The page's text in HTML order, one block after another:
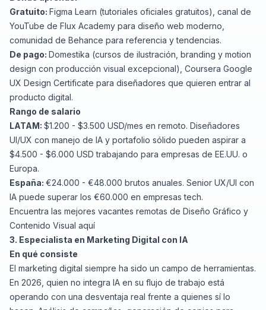
Gratuito: Figma Learn (tutoriales oficiales gratuitos), canal de
YouTube de Flux Academy para diseño web moderno,
comunidad de Behance para referencia y tendencias.
De pago: Domestika (cursos de ilustración, branding y motion
design con producción visual excepcional), Coursera Google
UX Design Certificate para diseñadores que quieren entrar al
producto digital.
Rango de salario
LATAM: $1.200 - $3.500 USD/mes en remoto. Diseñadores
UI/UX con manejo de IA y portafolio sólido pueden aspirar a
$4.500 - $6.000 USD trabajando para empresas de EE.UU. o
Europa.
España: €24.000 - €48.000 brutos anuales. Senior UX/UI con
IA puede superar los €60.000 en empresas tech.
Encuentra las mejores vacantes remotas de Diseño Gráfico y
Contenido Visual aquí
3. Especialista en Marketing Digital con IA
En qué consiste
El marketing digital siempre ha sido un campo de herramientas.
En 2026, quien no integra IA en su flujo de trabajo está
operando con una desventaja real frente a quienes sí lo